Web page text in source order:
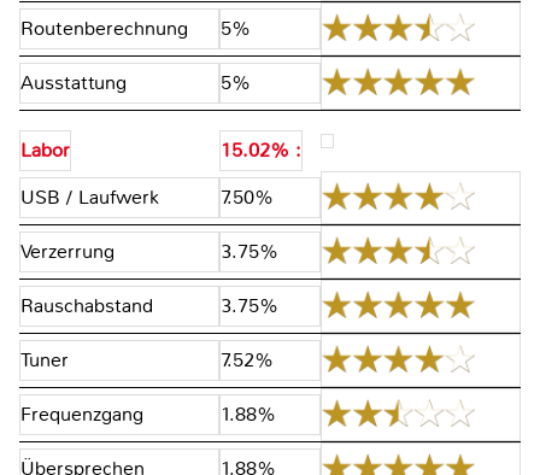
Routenberechnung 5%
Ausstattung 5%
Labor
15.02% :
USB / Laufwerk
7.50%
Verzerrung 3.75%
Rauschabstand 3.75%
Tuner 7.52%
Frequenzgang 1.88%
Übersprechen 1.88%